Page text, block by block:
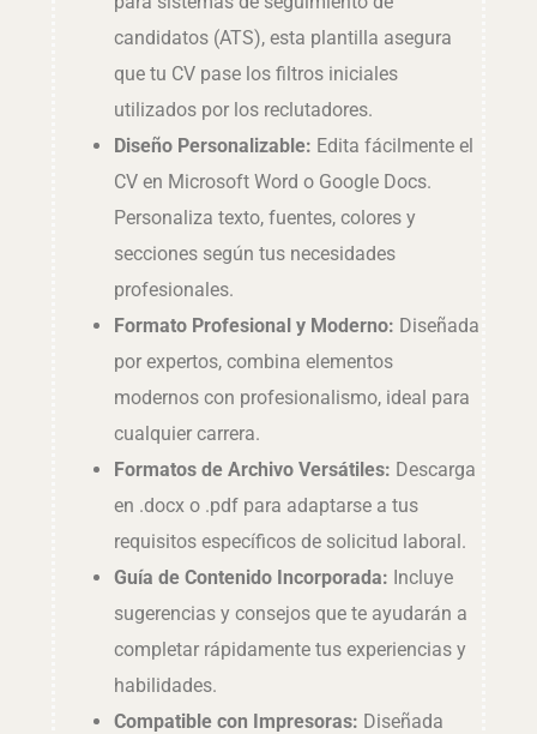
candidatos (ATS), esta plantilla asegura
que tu CV pase los filtros iniciales
utilizados por los reclutadores.
Diseño Personalizable: Edita fácilmente el
CV en Microsoft Word o Google Docs.
Personaliza texto, fuentes, colores y
secciones según tus necesidades
profesionales.
Formato Profesional y Moderno: Diseñada
por expertos, combina elementos
modernos con profesionalismo, ideal para
cualquier carrera.
Formatos de Archivo Versátiles: Descarga
en .docx o .pdf para adaptarse a tus
requisitos específicos de solicitud laboral.
Guía de Contenido Incorporada: Incluye
sugerencias y consejos que te ayudarán a
completar rápidamente tus experiencias y
habilidades.
Compatible con Impresoras: Diseñada